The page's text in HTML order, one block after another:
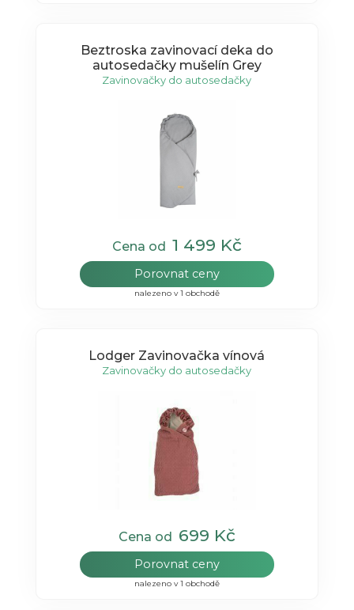
Beztroska zavinovací deka do
autosedačky mušelín Grey
Zavinovačky do autosedačky
Cena od 1 499 Kč
Porovnat ceny
nalezeno v 1 obchodě
Lodger Zavinovačka vínová
Zavinovačky do autosedačky
Cena od 699 Kč
Porovnat ceny
nalezeno v 1 obchodě